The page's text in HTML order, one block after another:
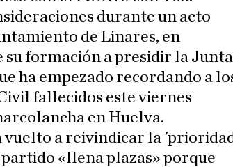
durante un acto
de Linares, en
su formación a presidir la
ha empezado recordando a
fallecidos este viernes
en Huelva.
vuelto a reivindicar la
«llena plazas» porque